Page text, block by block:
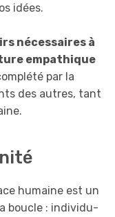
idées.
nécessaires à
empathique
par la
des autres, tant
humaine est un
boucle : individu-